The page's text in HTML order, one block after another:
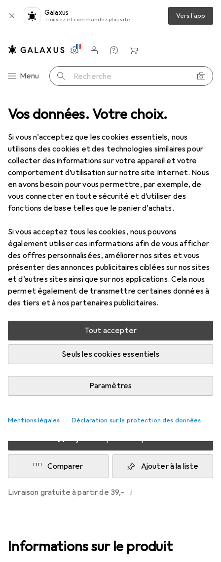
Vos données. Votre choix.
Si vous n’acceptez que les cookies essentiels, nous
utilisons des cookies et des technologies similaires pour
collecter des informations sur votre appareil et votre
comportement d’utilisation sur notre site Internet. Nous
en avons besoin pour vous permettre, par exemple, de
vous connecter en toute sécurité et d’utiliser des
fonctions de base telles que le panier d’achats.
Si vous acceptez tous les cookies, nous pouvons
également utiliser ces informations afin de vous afficher
des offres personnalisées, améliorer nos sites et vous
présenter des annonces publicitaires ciblées sur nos sites
et d’autres sites ainsi que sur nos applications. Cela nous
permet également de transmettre certaines données à
des tiers et à nos partenaires publicitaires.
Tout accepter
Seuls les cookies essentiels
Paramètres
Mentions légales Déclaration sur la protection des données
Galaxus
Trouvez et commandez plus vite Vers l'app
Navigation par catégorie
Menu Recherche
Paramètres
Compte client
Listes de comparaison
Listes d'envies
Panier
de base Creativ Company Casse-Noisette en bois18 cm
8 images
REMISE QUANTITATIVE
Creativ Company
Casse-Noisette en
bois18 cm
Prix en EUR TVA incl.
EUR
10,34 économisez EUR
5,25
Évaluations
Livré entre ven, 21/8 et ven, 28/8
Plus de 10 pièces en stock chez le fournisseur
M'informer si le produit est disponible plus tôt
3 pièces
Ajouter 3 pièces au panier
Comparer Ajouter à la liste
Livraison gratuite à partir de 39,– i
Informations sur le produit